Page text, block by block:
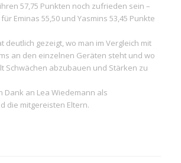
57,75 Punkten noch zufrieden sein –
Eminas 55,50 und Yasmins 53,45 Punkte
deutlich gezeigt, wo man im Vergleich mit
an den einzelnen Geräten steht und wo
Schwächen abzubauen und Stärken zu
Dank an Lea Wiedemann als
die mitgereisten Eltern.